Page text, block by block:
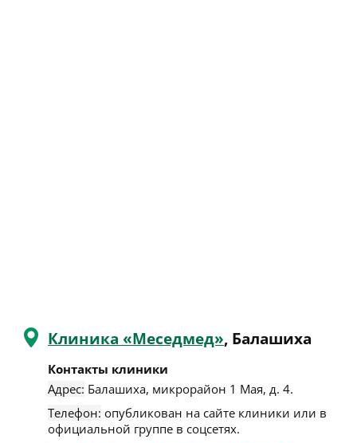
Клиника «Меседмед», Балашиха
Контакты клиники
Адрес: Балашиха, микрорайон 1 Мая, д. 4.
Телефон: опубликован на сайте клиники или в
официальной группе в соцсетях.